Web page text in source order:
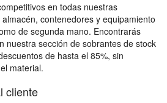
en todas nuestras
contenedores y equipamiento
de segunda mano. Encontrarás
nuestra sección de sobrantes de stock
de hasta el 85%, sin
material.
cliente